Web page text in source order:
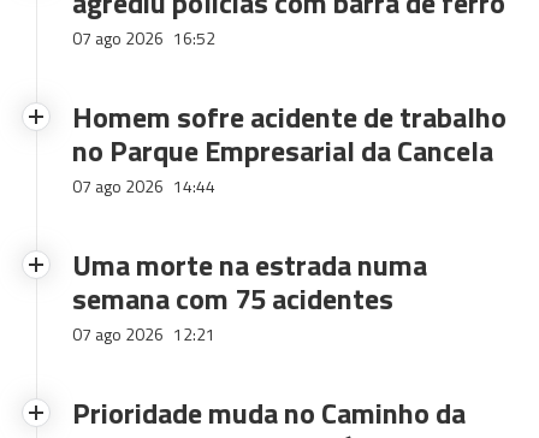
07 ago 2026 16:52
Homem sofre acidente de trabalho
no Parque Empresarial da Cancela
07 ago 2026 14:44
Uma morte na estrada numa
semana com 75 acidentes
07 ago 2026 12:21
Prioridade muda no Caminho da